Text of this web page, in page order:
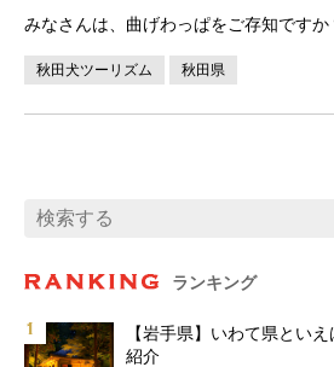
みなさんは、曲げわっぱをご存知です
すが、今回は秋田県大館市の大館曲げわ
秋田犬ツーリズム 秋田県
ランキング
【岩手県】いわて県とい
紹介